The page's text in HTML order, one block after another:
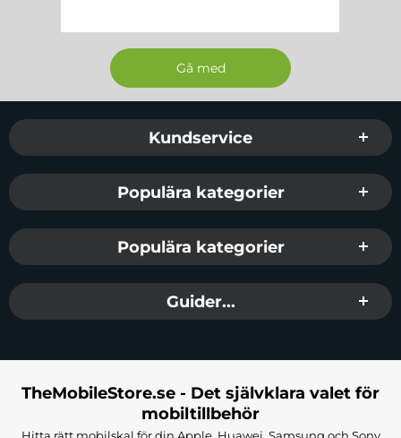
5903396241215
Realme C55
Sidfot Blandad info och länkar
Kundservice
Populära kategorier
Populära kategorier
Guider...
TheMobileStore.se - Det självklara valet för
mobiltillbehör